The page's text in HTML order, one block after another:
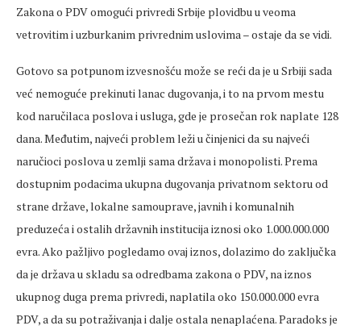
Zakona o PDV omogući privredi Srbije plovidbu u veoma
vetrovitim i uzburkanim privrednim uslovima – ostaje da se vidi.
Gotovo sa potpunom izvesnošću može se reći da je u Srbiji sada
već nemoguće prekinuti lanac dugovanja, i to na prvom mestu
kod naručilaca poslova i usluga, gde je prosečan rok naplate 128
dana. Međutim, najveći problem leži u činjenici da su najveći
naručioci poslova u zemlji sama država i monopolisti. Prema
dostupnim podacima ukupna dugovanja privatnom sektoru od
strane države, lokalne samouprave, javnih i komunalnih
preduzeća i ostalih državnih institucija iznosi oko 1.000.000.000
evra. Ako pažljivo pogledamo ovaj iznos, dolazimo do zaključka
da je država u skladu sa odredbama zakona o PDV, na iznos
ukupnog duga prema privredi, naplatila oko 150.000.000 evra
PDV, a da su potraživanja i dalje ostala nenaplaćena. Paradoks je